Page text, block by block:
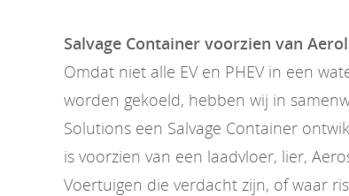
Salvage Container voorzien van
Omdat niet alle EV en PHEV in een
worden gekoeld, hebben wij in
Solutions een Salvage Container
is voorzien van een laadvloer, lier,
Voertuigen die verdacht zijn, of waar